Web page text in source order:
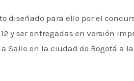
diseñado para ello por el
y ser entregadas en versión
Salle en la ciudad de Bogotá a